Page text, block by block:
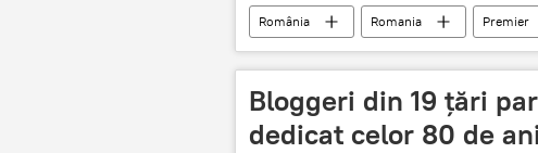
România Romania Premier
Bloggeri din 19 țări
dedicat celor 80 de